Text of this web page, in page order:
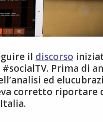
il discorso
#socialTV. Prima di
ed
corretto riportare